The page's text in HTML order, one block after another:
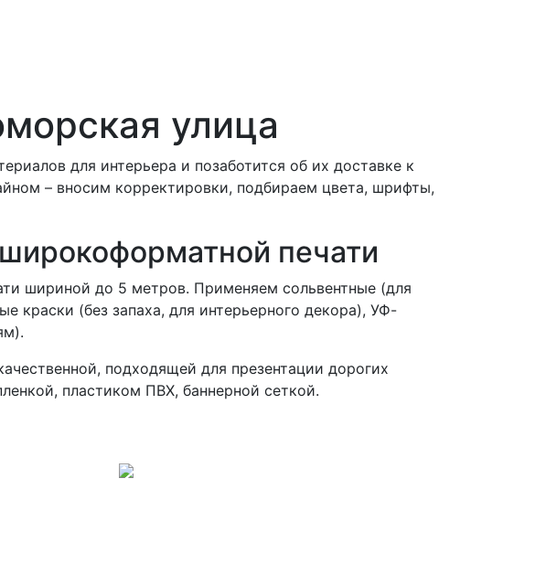
улица
для интерьера и позаботится об их доставке к
– вносим корректировки, подбираем цвета, шрифты,
печати
шириной до 5 метров. Применяем сольвентные (для
краски (без запаха, для интерьерного декора), УФ-
подходящей для презентации дорогих
пластиком ПВХ, баннерной сеткой.